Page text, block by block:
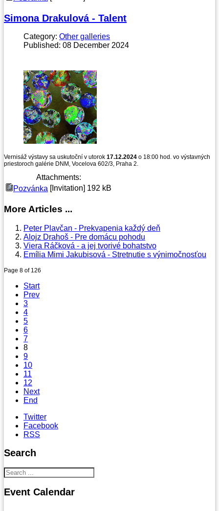
Simona Drakulová - Talent
Category: Other galleries
Published: 08 December 2024
Vernisáž výstavy sa uskutoční v utorok 17.12.2024 o 18:00 hod. vo výstavných
priestoroch galérie DNM, Vocelova 602/3, Praha 2.
Attachments:
Pozvánka [Invitation] 192 kB
More Articles ...
Peter Plavčan - Prekvapenia každý deň
Alojz Drahoš - Pre domácu pohodu
Viera Ráčková - a jej tvorivé bohatstvo
Emília Mimi Jakubisová - Stretnutie s výnimočnosťou
Page 8 of 126
Start
Prev
3
4
5
6
7
8
9
10
11
12
Next
End
Twitter
Facebook
RSS
Search
Event Calendar